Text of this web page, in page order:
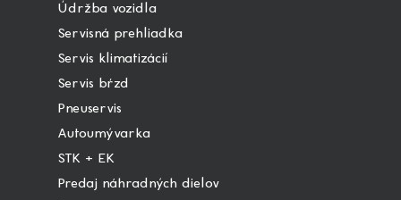
Údržba vozidla
Servisná prehliadka
Servis klimatizácií
Servis bŕzd
Pneuservis
Autoumývarka
STK + EK
Predaj náhradných dielov